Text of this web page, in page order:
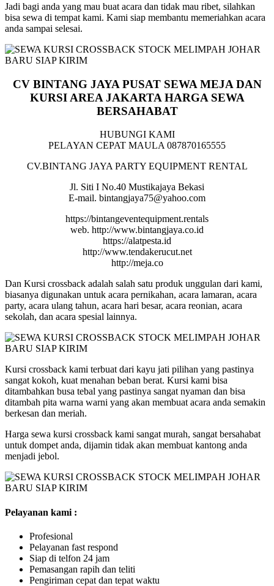
Jadi bagi anda yang mau buat acara dan tidak mau ribet, silahkan
bisa sewa di tempat kami. Kami siap membantu memeriahkan acara
anda sampai selesai.
CV BINTANG JAYA PUSAT SEWA MEJA DAN
KURSI AREA JAKARTA HARGA SEWA
BERSAHABAT
HUBUNGI KAMI
PELAYAN CEPAT MAULA 087870165555
CV.BINTANG JAYA PARTY EQUIPMENT RENTAL
Jl. Siti I No.40 Mustikajaya Bekasi
E-mail. bintangjaya75@yahoo.com
https://bintangeventequipment.rentals
web. http://www.bintangjaya.co.id
https://alatpesta.id
http://www.tendakerucut.net
http://meja.co
Dan Kursi crossback adalah salah satu produk unggulan dari kami,
biasanya digunakan untuk acara pernikahan, acara lamaran, acara
party, acara ulang tahun, acara hari besar, acara reonian, acara
sekolah, dan acara spesial lainnya.
Kursi crossback kami terbuat dari kayu jati pilihan yang pastinya
sangat kokoh, kuat menahan beban berat. Kursi kami bisa
ditambahkan busa tebal yang pastinya sangat nyaman dan bisa
ditambah pita warna warni yang akan membuat acara anda semakin
berkesan dan meriah.
Harga sewa kursi crossback kami sangat murah, sangat bersahabat
untuk dompet anda, dijamin tidak akan membuat kantong anda
menjadi jebol.
Pelayanan kami :
Profesional
Pelayanan fast respond
Siap di telfon 24 jam
Pemasangan rapih dan teliti
Pengiriman cepat dan tepat waktu